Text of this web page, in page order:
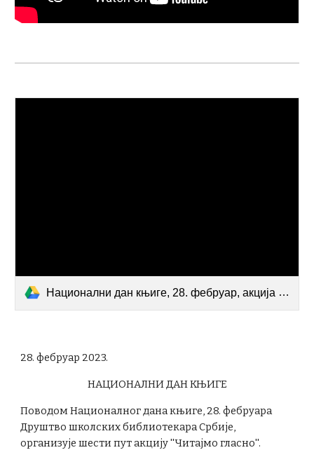
Национални дан књиге, 28. фебруар, акција ''Читајмо гласно''.mp4
28. фебруар 2023.
НАЦИОНАЛНИ ДАН КЊИГЕ
Поводом Националног дана књиге, 28. фебруара
Друштво школских библиотекара Србије,
организује шести пут акцију ''Читајмо гласно''.